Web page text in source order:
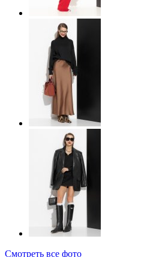
Смотреть все фото